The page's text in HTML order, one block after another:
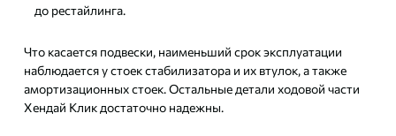
до рестайлинга.
Что касается подвески, наименьший срок эксплуатации
наблюдается у стоек стабилизатора и их втулок, а также
амортизационных стоек. Остальные детали ходовой части
Хендай Клик достаточно надежны.